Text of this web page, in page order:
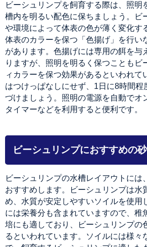
ビーシュリンプを飼育する際は、照明
槽内を明るい配色に保ちましょう。ビ
や環境によって体表の色が薄く変化す
体表のカラーを保つ「色揚げ」を行い
があります。色揚げには専用の餌を与
りますが、照明を明るく保つこともビ
ィカラーを保つ効果があるといわれて
はつけっぱなしにせず、1日に8時間程
づけましょう。照明の電源を自動でオ
タイマーなどを利用すると便利です。
ビーシュリンプにおすすめの
ビーシュリンプの水槽レイアウトには
おすすめします。ビーシュリンプは水
め、水質が安定しやすいソイルを使用
には栄養分も含まれていますので、稚
培にも適しており、ビーシュリンプの
るといわれています。ソイルには様々